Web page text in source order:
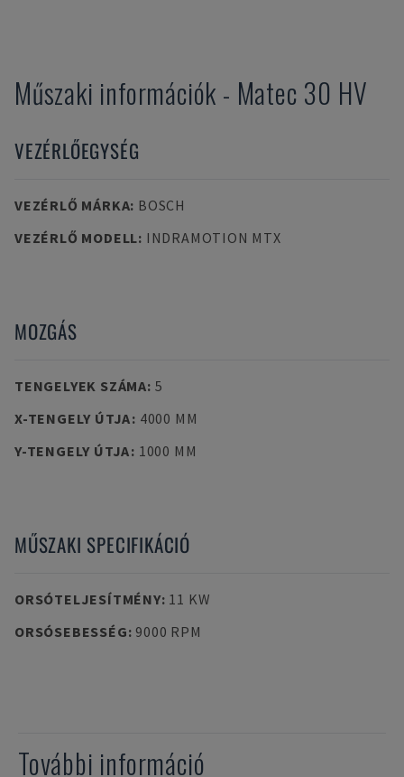
Műszaki információk - Matec 30 HV
VEZÉRLŐEGYSÉG
VEZÉRLŐ MÁRKA: BOSCH
VEZÉRLŐ MODELL: INDRAMOTION MTX
MOZGÁS
TENGELYEK SZÁMA: 5
X-TENGELY ÚTJA: 4000 MM
Y-TENGELY ÚTJA: 1000 MM
MŰSZAKI SPECIFIKÁCIÓ
ORSÓTELJESÍTMÉNY: 11 KW
ORSÓSEBESSÉG: 9000 RPM
További információ